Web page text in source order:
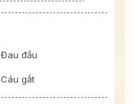
Đau đầu
Cáu gắt